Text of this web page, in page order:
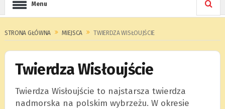
Menu
STRONA GŁÓWNA MIEJSCA TWIERDZA WISŁOUJŚCIE
Twierdza Wisłoujście
Twierdza Wisłoujście to najstarsza twierdza
nadmorska na polskim wybrzeżu. W okresie